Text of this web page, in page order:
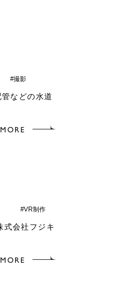
#撮影
などの水道
MORE
#VR制作
式会社フジキ
MORE